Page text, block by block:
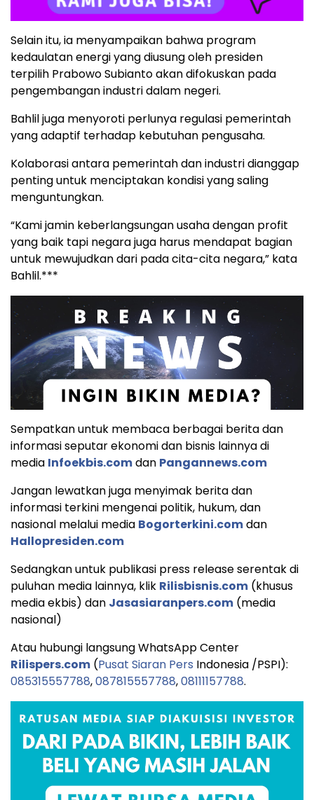
Selain itu, ia menyampaikan bahwa program
kedaulatan energi yang diusung oleh presiden
terpilih Prabowo Subianto akan difokuskan pada
pengembangan industri dalam negeri.
Bahlil juga menyoroti perlunya regulasi pemerintah
yang adaptif terhadap kebutuhan pengusaha.
Kolaborasi antara pemerintah dan industri dianggap
penting untuk menciptakan kondisi yang saling
menguntungkan.
“Kami jamin keberlangsungan usaha dengan profit
yang baik tapi negara juga harus mendapat bagian
untuk mewujudkan dari pada cita-cita negara,” kata
Bahlil.***
Sempatkan untuk membaca berbagai berita dan
informasi seputar ekonomi dan bisnis lainnya di
media Infoekbis.comdan Pangannews.com
Jangan lewatkan juga menyimak berita dan
informasi terkini mengenai politik, hukum, dan
nasional melalui media Bogorterkini.comdan
Hallopresiden.com
Sedangkan untuk publikasi press release serentak di
puluhan media lainnya, klik Rilisbisnis.com (khusus
media ekbis) dan Jasasiaranpers.com (media
nasional)
Atau hubungi langsung WhatsApp Center
Rilispers.com (Pusat Siaran Pers Indonesia /PSPI):
085315557788,087815557788,08111157788.